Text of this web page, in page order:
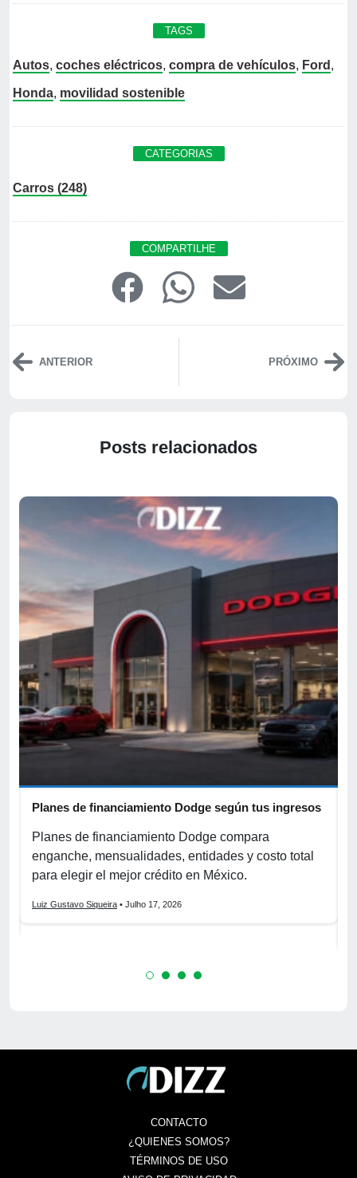
TAGS
Autos, coches eléctricos, compra de vehículos, Ford ,
Honda, movilidad sostenible
CATEGORIAS
Carros (248)
COMPARTILHE
ANTERIOR PRÓXIMO
Posts relacionados
Planes de financiamiento Dodge según tus ingresos
Planes de financiamiento Dodge compara
enganche, mensualidades, entidades y costo total
para elegir el mejor crédito en México.
Luiz Gustavo Siqueira • Julho 17, 2026
CONTACTO
¿QUIENES SOMOS?
TÉRMINOS DE USO